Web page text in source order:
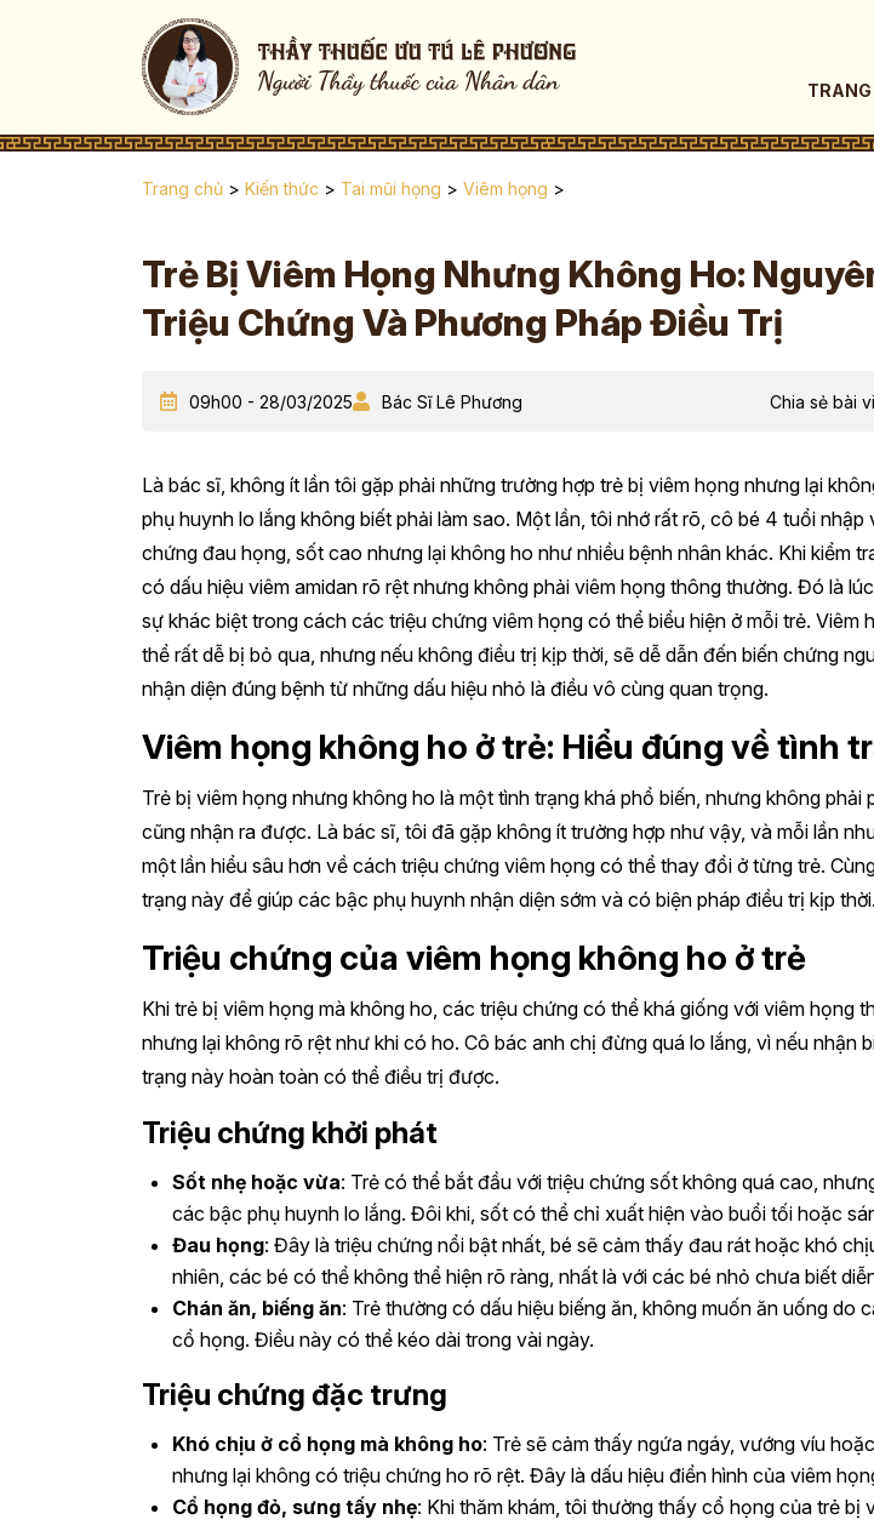
Trang chủ > Kiến thức > Tai mũi họng > Viêm họng >
Trẻ Bị Viêm Họng Nhưng Không Ho:
Triệu Chứng Và Phương Pháp Điều Trị
09h00 - 28/03/2025 Bác Sĩ Lê Phương Chia sẻ bài
Là bác sĩ, không ít lần tôi gặp phải những trường hợp trẻ bị viêm họng nhưng lại
phụ huynh lo lắng không biết phải làm sao. Một lần, tôi nhớ rất rõ, cô bé 4 tuổi nhập
chứng đau họng, sốt cao nhưng lại không ho như nhiều bệnh nhân khác. Khi kiểm
có dấu hiệu viêm amidan rõ rệt nhưng không phải viêm họng thông thường. Đó là
sự khác biệt trong cách các triệu chứng viêm họng có thể biểu hiện ở mỗi trẻ. Viêm
thể rất dễ bị bỏ qua, nhưng nếu không điều trị kịp thời, sẽ dễ dẫn đến biến chứng
nhận diện đúng bệnh từ những dấu hiệu nhỏ là điều vô cùng quan trọng.
Viêm họng không ho ở trẻ: Hiểu đúng về tình
Trẻ bị viêm họng nhưng không ho là một tình trạng khá phổ biến, nhưng không phải
cũng nhận ra được. Là bác sĩ, tôi đã gặp không ít trường hợp như vậy, và mỗi lần
một lần hiểu sâu hơn về cách triệu chứng viêm họng có thể thay đổi ở từng trẻ.
trạng này để giúp các bậc phụ huynh nhận diện sớm và có biện pháp điều trị kịp thời.
Triệu chứng của viêm họng không ho ở trẻ
Khi trẻ bị viêm họng mà không ho, các triệu chứng có thể khá giống với viêm họng
nhưng lại không rõ rệt như khi có ho. Cô bác anh chị đừng quá lo lắng, vì nếu nhận
trạng này hoàn toàn có thể điều trị được.
Triệu chứng khởi phát
Sốt nhẹ hoặc vừa: Trẻ có thể bắt đầu với triệu chứng sốt không quá cao,
các bậc phụ huynh lo lắng. Đôi khi, sốt có thể chỉ xuất hiện vào buổi tối hoặc
Đau họng: Đây là triệu chứng nổi bật nhất, bé sẽ cảm thấy đau rát hoặc khó
nhiên, các bé có thể không thể hiện rõ ràng, nhất là với các bé nhỏ chưa biết
Chán ăn, biếng ăn: Trẻ thường có dấu hiệu biếng ăn, không muốn ăn uống do
cổ họng. Điều này có thể kéo dài trong vài ngày.
Triệu chứng đặc trưng
Khó chịu ở cổ họng mà không ho: Trẻ sẽ cảm thấy ngứa ngáy, vướng víu
nhưng lại không có triệu chứng ho rõ rệt. Đây là dấu hiệu điển hình của viêm
Cổ họng đỏ, sưng tấy nhẹ: Khi thăm khám, tôi thường thấy cổ họng của trẻ bị